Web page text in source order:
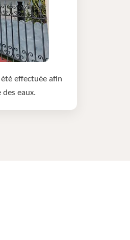
effectuée afin
eaux.